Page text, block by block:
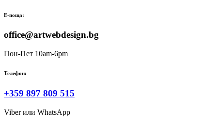
Е-поща:
office@artwebdesign.bg
Пон-Пет 10am-6pm
Телефон:
+359 897 809 515
Viber или WhatsApp